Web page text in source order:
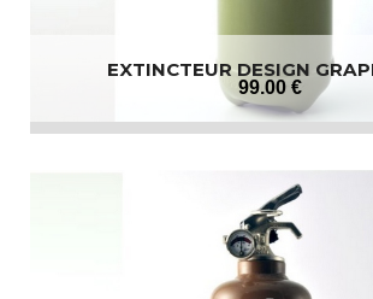
EXTINCTEUR DESIGN
99.00 €